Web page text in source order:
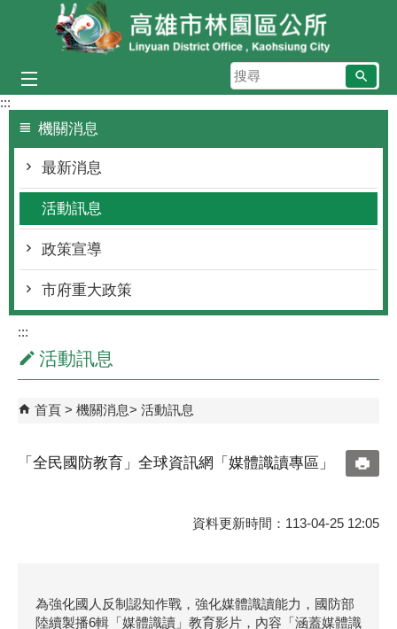
跳到主要內容區塊
搜
尋
:::
機關消息
最新消息
活動訊息
政策宣導
市府重大政策
:::
活動訊息
首頁 機關消息 活動訊息
「全民國防教育」全球資訊網「媒體識讀專區」
資料更新時間：113-04-25 12:05
為強化國人反制認知作戰，強化媒體識讀能力，國防部
陸續製播6輯「媒體識讀」教育影片，內容「涵蓋媒體識